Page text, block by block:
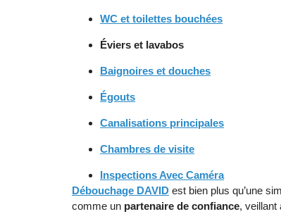
WC et toilettes bouchées
Éviers et lavabos
Baignoires et douches
Égouts
Canalisations principales
Chambres de visite
Inspections Avec Caméra
Débouchage DAVID est bien plus qu’une
comme un partenaire de confiance, veillant